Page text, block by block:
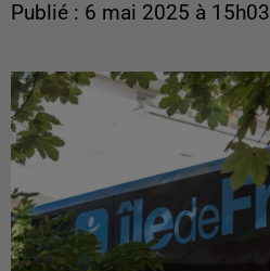
Publié : 6 mai 2025 à 15h03